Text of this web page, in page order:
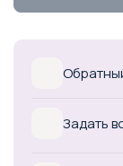
Задать